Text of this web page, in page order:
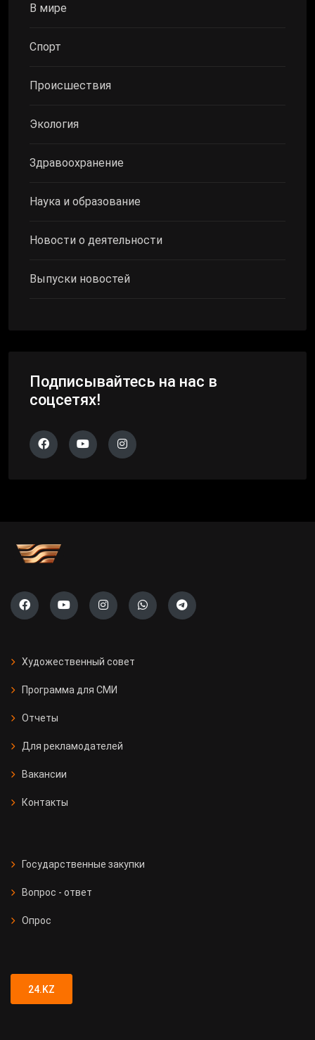
В мире
Спорт
Происшествия
Экология
Здравоохранение
Наука и образование
Новости о деятельности
Выпуски новостей
Подписывайтесь на нас в
соцсетях!
Художественный совет
Программа для СМИ
Отчеты
Для рекламодателей
Вакансии
Контакты
Государственные закупки
Вопрос - ответ
Опрос
24.KZ